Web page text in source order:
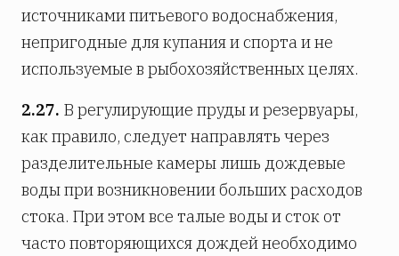
источниками питьевого водоснабжения,
непригодные для купания и спорта и не
используемые в рыбохозяйственных целях.
2.27. В регулирующие пруды и резервуары,
как правило, следует направлять через
разделительные камеры лишь дождевые
воды при возникновении больших расходов
стока. При этом все талые воды и сток от
часто повторяющихся дождей необходимо